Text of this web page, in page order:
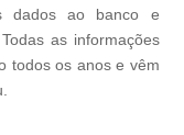
dados ao banco e
as informações
todos os anos e vêm